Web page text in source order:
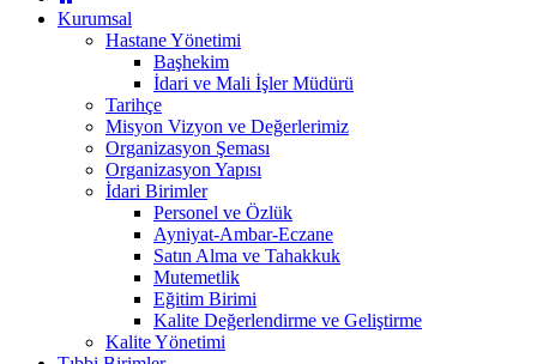
Kurumsal
Hastane Yönetimi
Başhekim
İdari ve Mali İşler Müdürü
Tarihçe
Misyon Vizyon ve Değerlerimiz
Organizasyon Şeması
Organizasyon Yapısı
İdari Birimler
Personel ve Özlük
Ayniyat-Ambar-Eczane
Satın Alma ve Tahakkuk
Mutemetlik
Eğitim Birimi
Kalite Değerlendirme ve Geliştirme
Kalite Yönetimi